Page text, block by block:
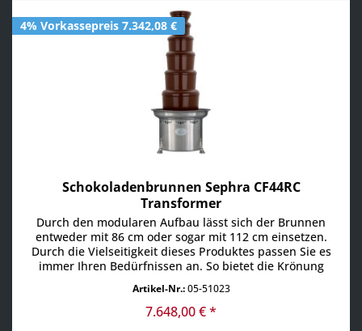
4% Vorkassepreis 7.342,08 €
Schokoladenbrunnen Sephra CF44RC
Transformer
Durch den modularen Aufbau lässt sich der Brunnen
entweder mit 86 cm oder sogar mit 112 cm einsetzen.
Durch die Vielseitigkeit dieses Produktes passen Sie es
immer Ihren Bedürfnissen an. So bietet die Krönung
großen Events • für 150-250 Gäste • Füllmenge min. 6,3 bis
max. 10 • Edelstahl • sehr geräuscharmer Direktantrieb •...
Artikel-Nr.:05-51023
7.648,00 € *